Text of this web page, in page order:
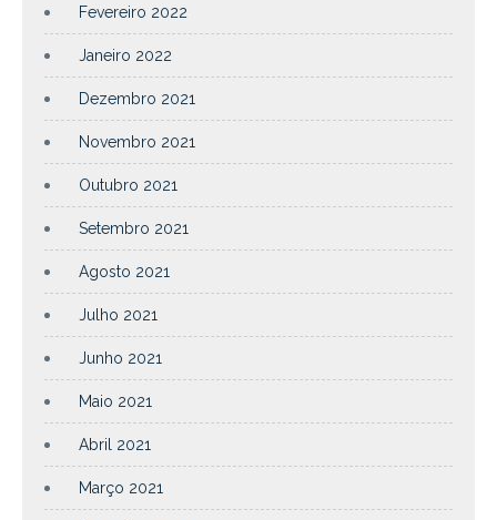
Fevereiro 2022
Janeiro 2022
Dezembro 2021
Novembro 2021
Outubro 2021
Setembro 2021
Agosto 2021
Julho 2021
Junho 2021
Maio 2021
Abril 2021
Março 2021